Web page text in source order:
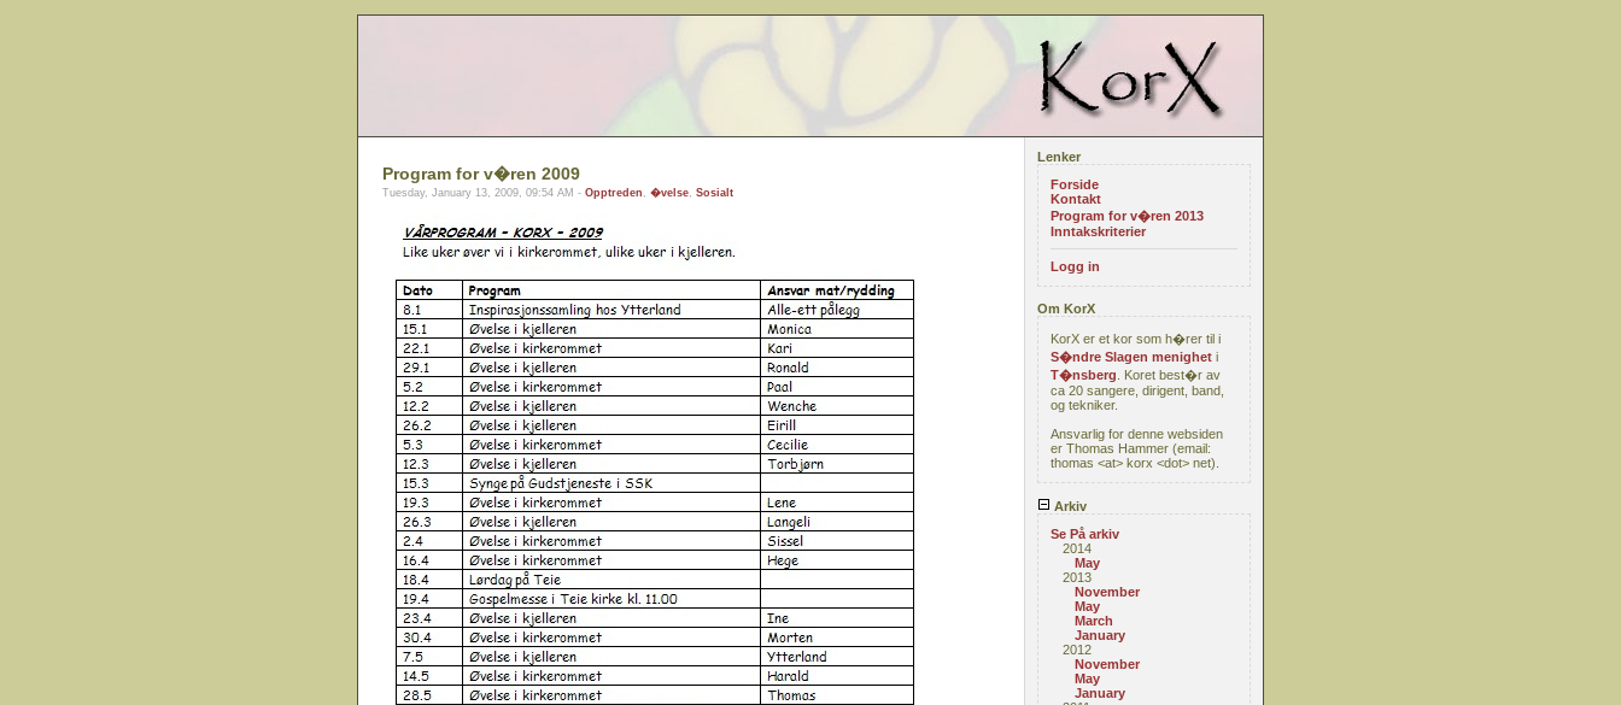
Program for v�ren 2009
Tuesday, January 13, 2009, 09:54 AM - Opptreden , �velse, Sosialt
Lenker
Forside
Kontakt
Program for v�ren 2013
Inntakskriterier
Logg in
Om KorX
KorX er et kor som h�rer til i
S�ndre Slagen menighet i
T�nsberg . Koret best�r av
ca 20 sangere, dirigent, band,
og tekniker.
Ansvarlig for denne websiden
er Thomas Hammer (email:
thomas <at> korx <dot> net).
Arkiv
Se På arkiv
2014
May
2013
November
May
March
January
2012
November
May
January